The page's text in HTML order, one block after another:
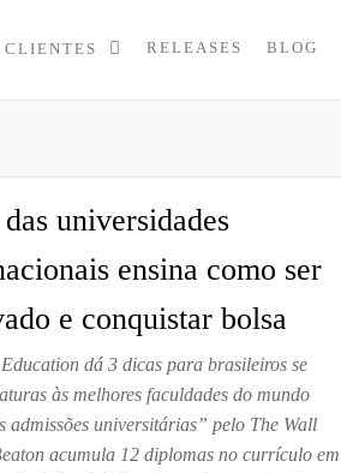
CLIENTES RELEASES BLOG
universidades
ensina como ser
e conquistar bolsa
dá 3 dicas para brasileiros se
às melhores faculdades do mundo
admissões universitárias” pelo The Wall
acumula 12 diplomas no currículo em